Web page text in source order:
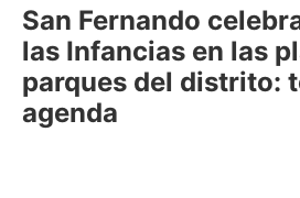
San Fernando
las Infancias en las
parques del distrito:
agenda